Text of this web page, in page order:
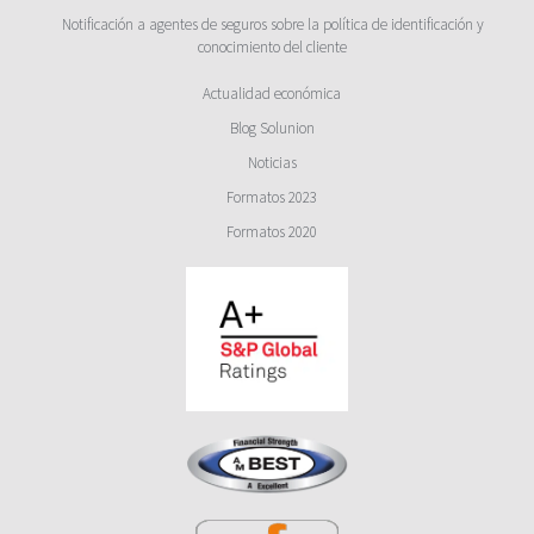
Notificación a agentes de seguros sobre la política de identificación y
conocimiento del cliente
Actualidad económica
Blog Solunion
Noticias
Formatos 2023
Formatos 2020